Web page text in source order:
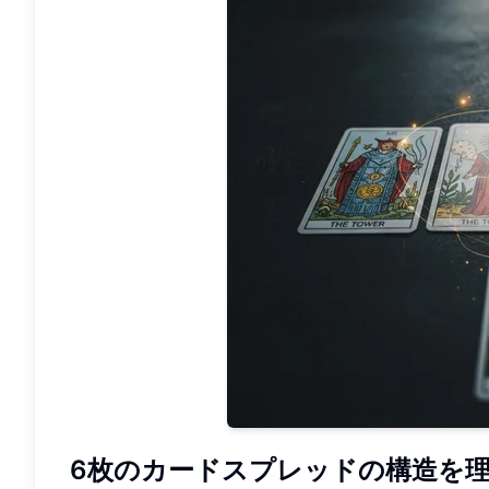
6枚のカードスプレッドの構造を